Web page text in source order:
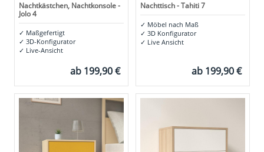
Nachtkästchen, Nachtkonsole -
Jolo 4
✓ Maßgefertigt
✓ 3D-Konfigurator
✓ Live-Ansicht
ab 199,90 €
Nachttisch - Tahiti 7
✓ Möbel nach Maß
✓ 3D Konfigurator
✓ Live Ansicht
ab 199,90 €